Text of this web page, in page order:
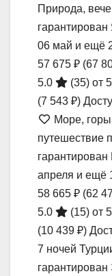
Природа,
гарантирован
06 май и ещё
57 675 ₽ (67
5.0
(35) от
(7 543 ₽)
Море,
путешествие
апреля и ещё
58 665 ₽ (62
5.0
(15) от
(10 439 ₽)
7 ночей